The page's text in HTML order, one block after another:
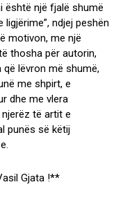
është një fjalë shumë
ndjej peshën
motivon, me një
thosha për autorin,
që lëvron më shumë,
me shpirt, e
dhe me vlera
të artit e
punës së këtij
Gjata !**